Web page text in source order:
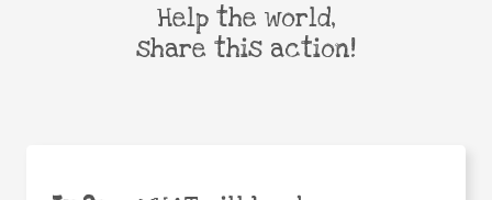
Help the world,
share this action!